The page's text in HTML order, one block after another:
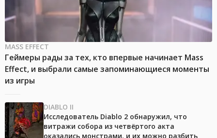
MASS EFFECT
Геймеры рады за тех, кто впервые начинает Mass
Effect, и выбрали самые запоминающиеся моменты
из игры
DIABLO II
Исследователь Diablo 2 обнаружил, что
витражи собора из четвёртого акта
оказались монстрами, и их можно разбить